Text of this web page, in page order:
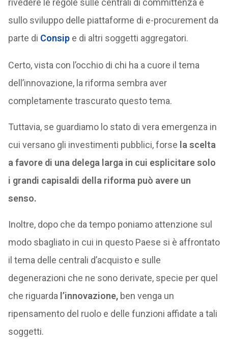
rivedere le regole sulle centrali di committenza e
sullo sviluppo delle piattaforme di e-procurement da
parte di Consip e di altri soggetti aggregatori.
Certo, vista con l’occhio di chi ha a cuore il tema
dell’innovazione, la riforma sembra aver
completamente trascurato questo tema.
Tuttavia, se guardiamo lo stato di vera emergenza in
cui versano gli investimenti pubblici, forse la scelta
a favore di una delega larga in cui esplicitare solo
i grandi capisaldi della riforma può avere un
senso.
Inoltre, dopo che da tempo poniamo attenzione sul
modo sbagliato in cui in questo Paese si è affrontato
il tema delle centrali d’acquisto e sulle
degenerazioni che ne sono derivate, specie per quel
che riguarda l’innovazione,ben venga un
ripensamento del ruolo e delle funzioni affidate a tali
soggetti.